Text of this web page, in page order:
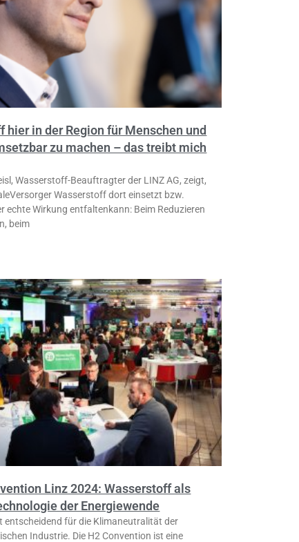
hier in der Region für Menschen und
zu machen – das treibt mich
Wasserstoff-Beauftragter der LINZ AG, zeigt,
Wasserstoff dort einsetzt bzw.
echte Wirkung entfaltenkann: Beim Reduzieren
beim
Linz 2024: Wasserstoff als
der Energiewende
entscheidend für die Klimaneutralität der
Industrie. Die H2 Convention ist eine